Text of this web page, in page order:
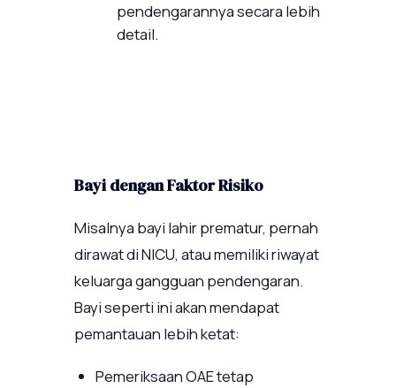
pendengarannya secara lebih
detail.
Bayi dengan Faktor Risiko
Misalnya bayi lahir prematur, pernah
dirawat di NICU, atau memiliki riwayat
keluarga gangguan pendengaran.
Bayi seperti ini akan mendapat
pemantauan lebih ketat:
Pemeriksaan OAE tetap